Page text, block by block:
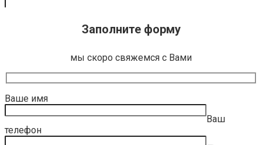
Заполните форму
мы скоро свяжемся с Вами
Ваше имя
Ваш
телефон